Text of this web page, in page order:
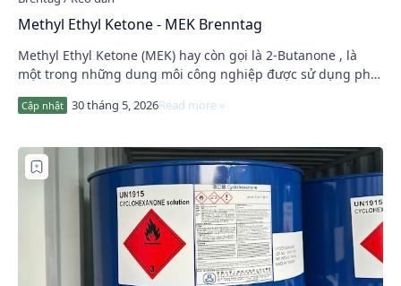
Methyl Ethyl Ketone - MEK Brenntag
Methyl Ethyl Ketone (MEK) hay còn gọi là 2-Butanone , là
một trong những dung môi công nghiệp được sử dụng phổ